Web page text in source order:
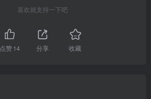
喜欢就支持一下吧
点赞14 分享 收藏